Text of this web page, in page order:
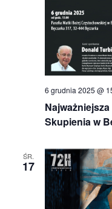
Skupienia w
6 grudnia 2025 @
ŚR.
17